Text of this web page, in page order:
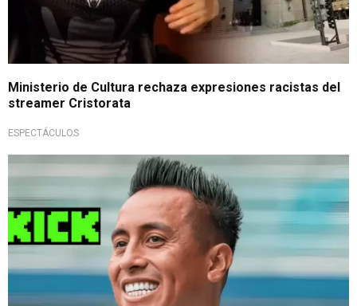
Ministerio de Cultura rechaza expresiones racistas del
streamer Cristorata
ESPECTÁCULOS
Nueva faceta